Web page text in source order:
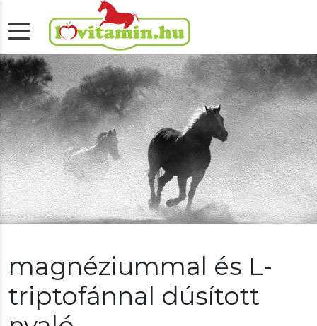
magnéziummal és L-
triptofánnal dúsított